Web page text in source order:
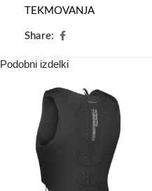
TEKMOVANJA
Share:
Podobni izdelki